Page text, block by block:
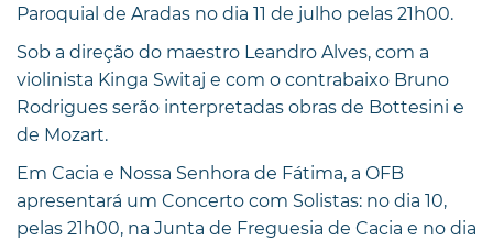
Paroquial de Aradas no dia 11 de julho pelas 21h00.
Sob a direção do maestro Leandro Alves, com a
violinista Kinga Switaj e com o contrabaixo Bruno
Rodrigues serão interpretadas obras de Bottesini e
de Mozart.
Em Cacia e Nossa Senhora de Fátima, a OFB
apresentará um Concerto com Solistas: no dia 10,
pelas 21h00, na Junta de Freguesia de Cacia e no dia